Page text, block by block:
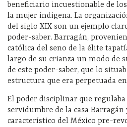
beneficiario incuestionable de
la mujer indigena. La
del siglo XIX son un ejemplo
poder-saber. Barragán,
católica del seno de la élite
largo de su crianza un modo de
de este poder-saber, que lo
estructura que era perpetuada
El poder disciplinar que regulaba
servidumbre de la casa Barragán
característico del México pre-